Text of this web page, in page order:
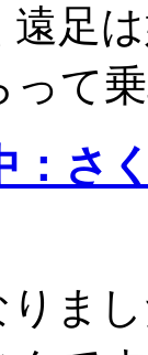
足
って
：
ま